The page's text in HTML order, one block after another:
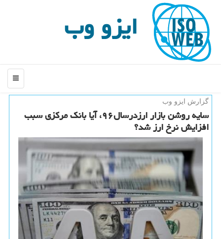
ایزو وب
منو
گزارش ایزو وب
سایه روشن بازار ارزدرسال۹۶، آیا بانك مركزی سبب
افزایش نرخ ارز شد؟